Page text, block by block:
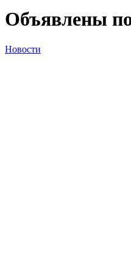
Объявлены
Новости